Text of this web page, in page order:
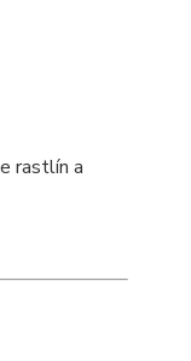
rastlín a